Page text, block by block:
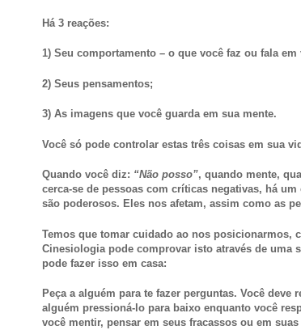
Há 3 reações:
1) Seu comportamento – o que você faz ou fala em
2) Seus pensamentos;
3) As imagens que você guarda em sua mente.
Você só pode controlar estas três coisas em sua
Quando você diz: “Não posso”, quando mente,
cerca-se de pessoas com críticas negativas, há
são poderosos. Eles nos afetam, assim como as
Temos que tomar cuidado ao nos posicionarmos,
Cinesiologia pode comprovar isto através de uma
pode fazer isso em casa:
Peça a alguém para te fazer perguntas. Você
alguém pressioná-lo para baixo enquanto você
você mentir, pensar em seus fracassos ou em